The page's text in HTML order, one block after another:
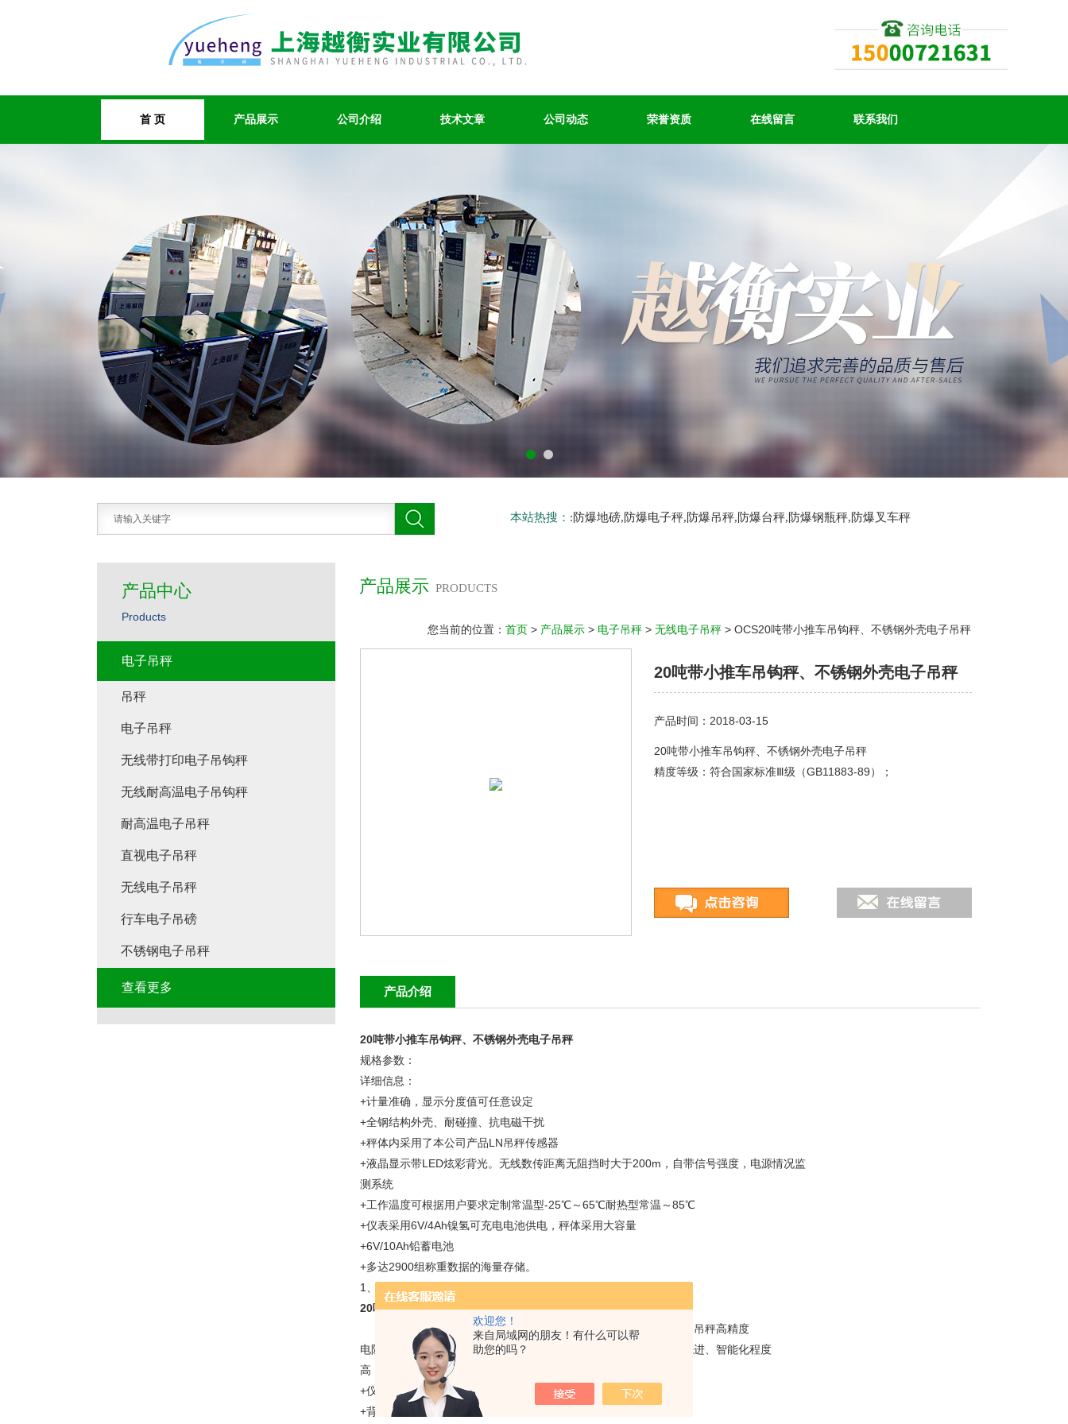
欢迎您！
来自局域网的朋友！有什么可以帮
助您的吗？
首 页 产品展示 公司介绍 技术文章 公司动态 荣誉资质 在线留言 联系我们
本站热搜： :防爆地磅,防爆电子秤,防爆吊秤,防爆台秤,防爆钢瓶秤,防爆叉车秤
产品展示 PRODUCTS
您当前的位置： 首页 > 产品展示 > 电子吊秤 > 无线电子吊秤 > OCS20吨带小推车吊钩秤、不锈钢外壳电子吊秤
20吨带小推车吊钩秤、不锈钢外壳电子吊秤
产品时间：2018-03-15
20吨带小推车吊钩秤、不锈钢外壳电子吊秤
精度等级：符合国家标准Ⅲ级（GB11883-89）；
产品介绍
20吨带小推车吊钩秤、不锈钢外壳电子吊秤
规格参数：
详细信息：
+计量准确，显示分度值可任意设定
+全钢结构外壳、耐碰撞、抗电磁干扰
+秤体内采用了本公司产品LN吊秤传感器
+液晶显示带LED炫彩背光。无线数传距离无阻挡时大于200m，自带信号强度，电源情况监
测系统
+工作温度可根据用户要求定制常温型-25℃～65℃耐热型常温～85℃
+仪表采用6V/4Ah镍氢可充电电池供电，秤体采用大容量
+6V/10Ah铅蓄电池
+多达2900组称重数据的海量存储。
1、电子吊秤产品特点和功能
20吨带小推车吊钩秤、不锈钢外壳电子吊秤
越衡无线电子吊秤由秤体和仪表两部分组成。其中，秤体采用了吊秤高精度
电阻应变式传感器（产品）和高可靠性的传力结构，仪表部分功能先进、智能化程度
高，产品适用于规定量程范围内的称重计量，并具备以下功能：
+仪表体积小，重量轻，非常适合便携使用。
+背光显示，白天晚上清晰可见。
产品中心
Products
电子吊秤
吊秤
电子吊秤
无线带打印电子吊钩秤
无线耐高温电子吊钩秤
耐高温电子吊秤
直视电子吊秤
无线电子吊秤
行车电子吊磅
不锈钢电子吊秤
查看更多